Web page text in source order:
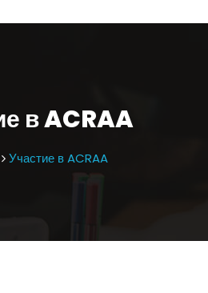
в ACRAA
Участие в ACRAA